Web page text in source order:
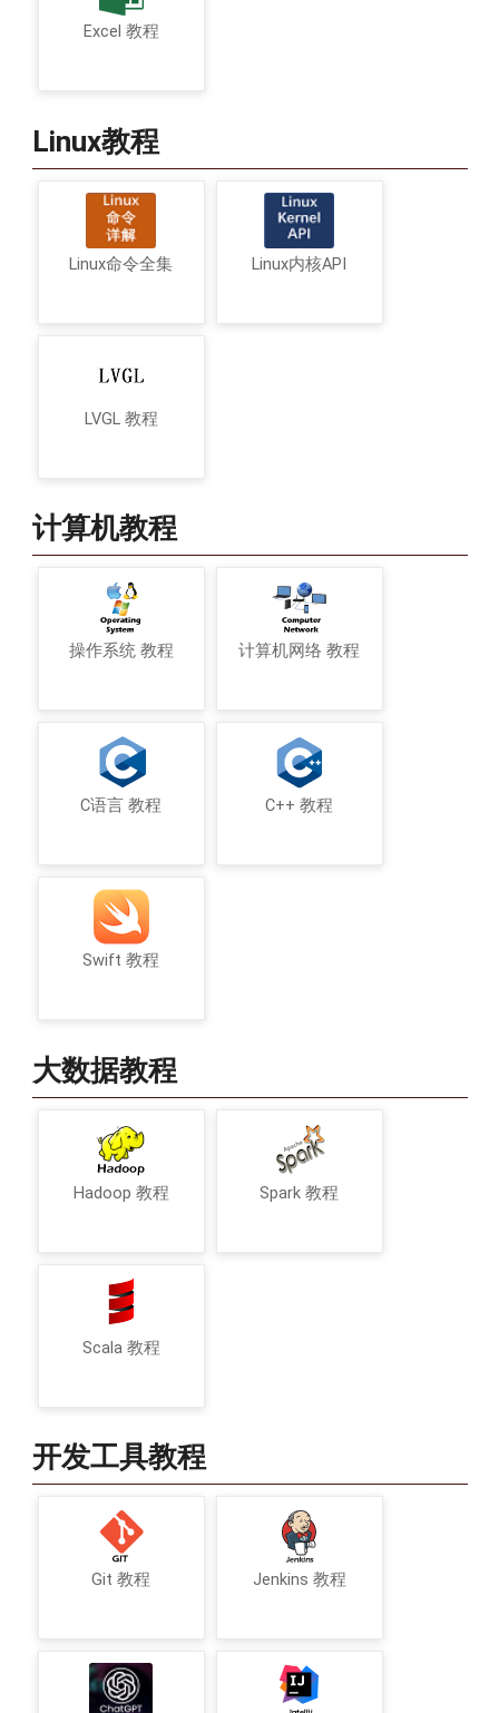
Excel 教程
Linux教程
Linux命令全集 Linux内核API
LVGL 教程
计算机教程
操作系统 教程 计算机网络 教程
C语言 教程 C++ 教程
Swift 教程
大数据教程
Hadoop 教程 Spark 教程
Scala 教程
开发工具教程
Git 教程 Jenkins 教程